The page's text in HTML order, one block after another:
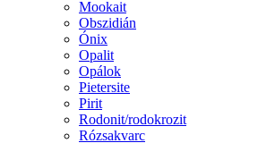
Mookait
Obszidián
Ónix
Opalit
Opálok
Pietersite
Pirit
Rodonit/rodokrozit
Rózsakvarc